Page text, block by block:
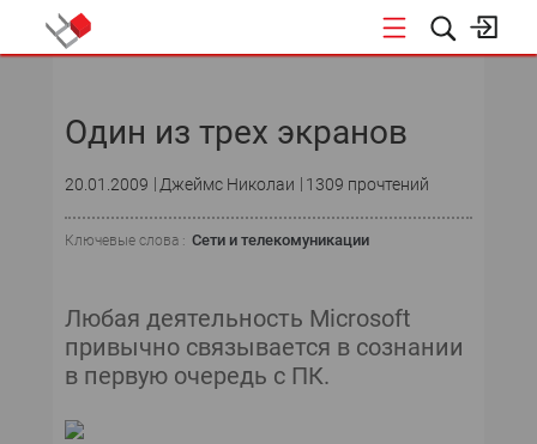
Один из трех экранов
20.01.2009 Джеймс Николаи 1309 прочтений
Ключевые слова : Сети и телекомуникации
Любая деятельность Microsoft
привычно связывается в сознании
в первую очередь с ПК.